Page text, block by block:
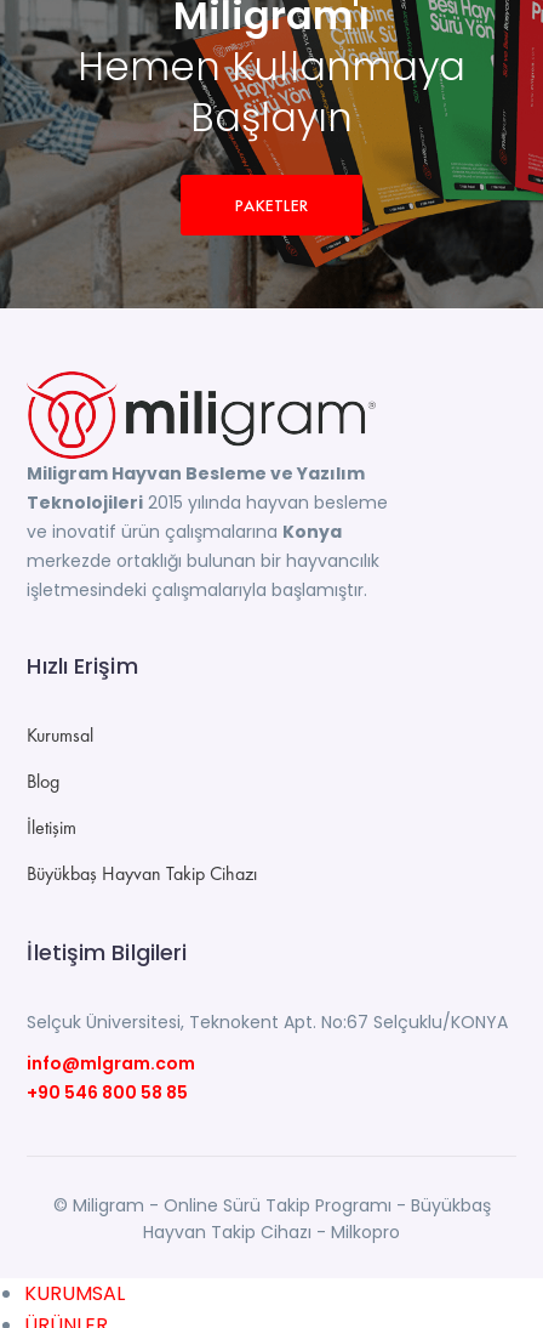
Miligram'ı
Hemen Kullanmaya
Başlayın
PAKETLER
Miligram Hayvan Besleme ve Yazılım
Teknolojileri 2015 yılında hayvan besleme
ve inovatif ürün çalışmalarına Konya
merkezde ortaklığı bulunan bir hayvancılık
işletmesindeki çalışmalarıyla başlamıştır.
Hızlı Erişim
Kurumsal
Blog
İletişim
Büyükbaş Hayvan Takip Cihazı
İletişim Bilgileri
Selçuk Üniversitesi, Teknokent Apt. No:67 Selçuklu/KONYA
info@mlgram.com
+90 546 800 58 85
© Miligram - Online Sürü Takip Programı - Büyükbaş
Hayvan Takip Cihazı - Milkopro
KURUMSAL